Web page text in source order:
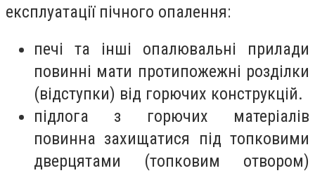
експлуатації пічного опалення:
печі та інші опалювальні прилади
повинні мати протипожежні розділки
(відступки) від горючих конструкцій.
підлога з горючих матеріалів
повинна захищатися під топковими
дверцятами (топковим отвором)